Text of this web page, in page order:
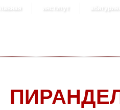
главная институт